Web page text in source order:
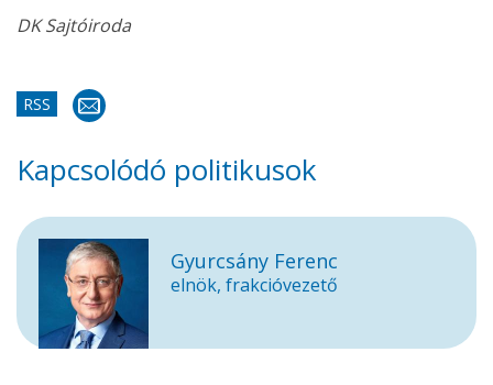
DK Sajtóiroda
RSS
Kapcsolódó politikusok
Gyurcsány Ferenc
elnök, frakcióvezető